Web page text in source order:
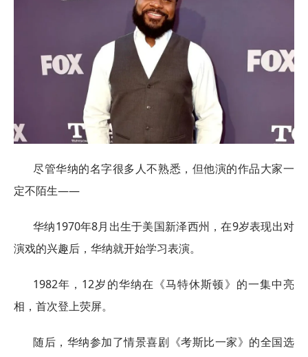
尽管华纳的名字很多人不熟悉，但他演的作品大家一
定不陌生——
华纳1970年8月出生于美国新泽西州，在9岁表现出对
演戏的兴趣后，华纳就开始学习表演。
1982年，12岁的华纳在《马特休斯顿》的一集中亮
相，首次登上荧屏。
随后，华纳参加了情景喜剧《考斯比一家》的全国选